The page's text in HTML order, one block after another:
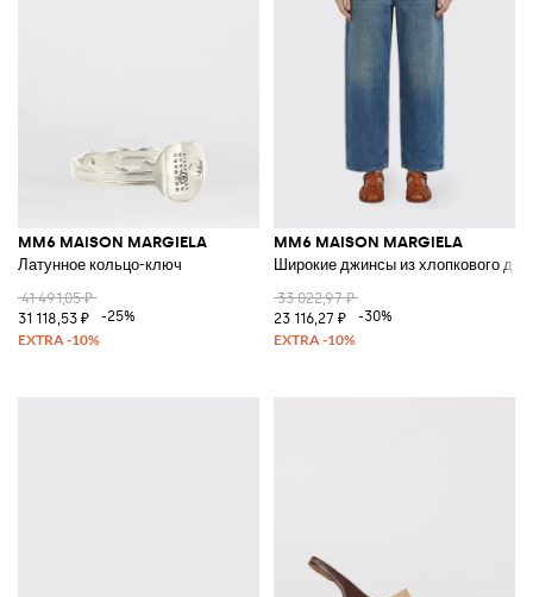
MM6 MAISON MARGIELA
Латунное кольцо-ключ
41 491,05 ₽
31 118,53 ₽
-25%
MM6 MAISON MARGIELA
Широкие джинсы из хлопкового
33 022,97 ₽
23 116,27 ₽
-30%